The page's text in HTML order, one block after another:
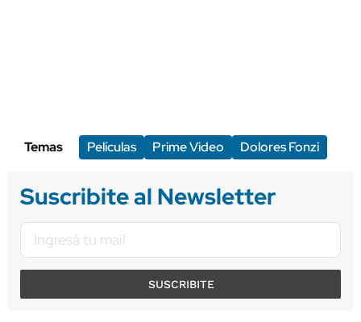
Temas Películas Prime Video Dolores Fonzi
Suscribite al Newsletter
SUSCRIBITE